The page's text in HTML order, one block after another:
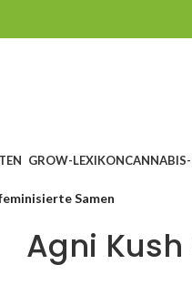
GROW-LEXIKON
Samen
Agni